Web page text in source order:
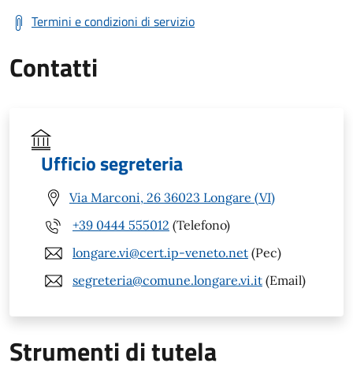
Termini e condizioni di servizio
Contatti
Ufficio segreteria
Via Marconi, 26 36023 Longare (VI)
+39 0444 555012 (Telefono)
longare.vi@cert.ip-veneto.net (Pec)
segreteria@comune.longare.vi.it (Email)
Strumenti di tutela